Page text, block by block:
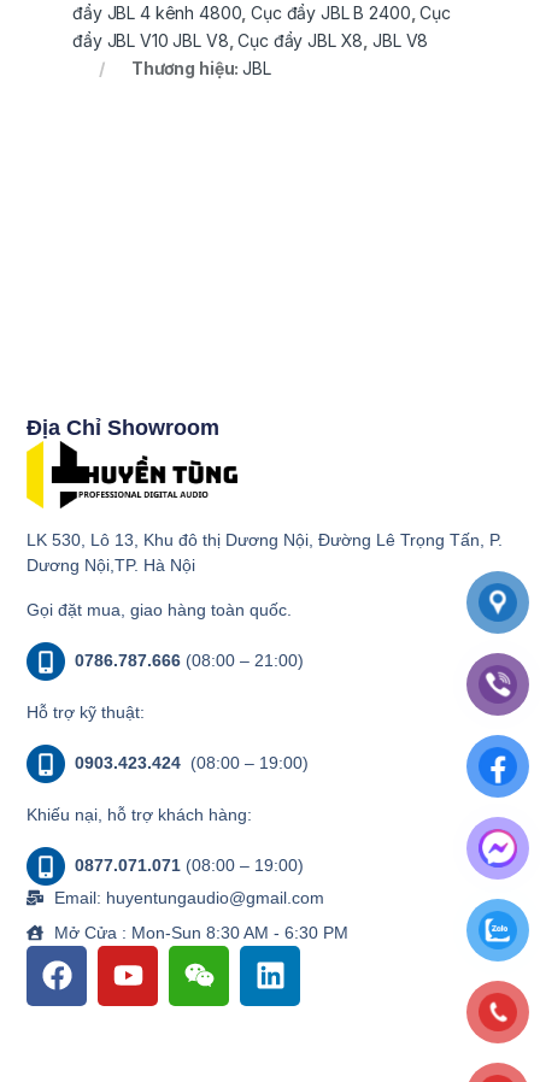
đẩy JBL 4 kênh 4800 ,Cục đẩy JBL B 2400 ,Cục
đẩy JBL V10 JBL V8 ,Cục đẩy JBL X8 ,JBL V8
Thương hiệu:JBL
Địa Chỉ Showroom
LK 530, Lô 13, Khu đô thị Dương Nội, Đường Lê Trọng Tấn, P.
Dương Nội,TP. Hà Nội
Gọi đặt mua, giao hàng toàn quốc.
0786.787.666 (08:00 – 21:00)
Hỗ trợ kỹ thuật:
0903.423.424 (08:00 – 19:00)
Khiếu nại, hỗ trợ khách hàng:
0877.071.071 (08:00 – 19:00)
Email: huyentungaudio@gmail.com
Mở Cửa : Mon-Sun 8:30 AM - 6:30 PM